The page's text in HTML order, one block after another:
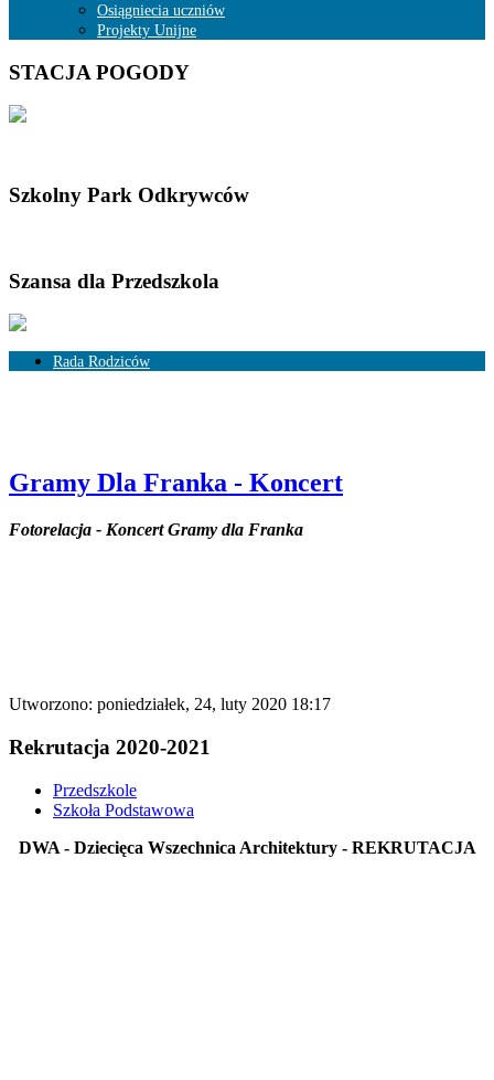
Osiągniecia uczniów
Projekty Unijne
STACJA POGODY
Szkolny Park Odkrywców
Szansa dla Przedszkola
Rada Rodziców
Gramy Dla Franka - Koncert
Fotorelacja - Koncert Gramy dla Franka
Utworzono: poniedziałek, 24, luty 2020 18:17
Rekrutacja 2020-2021
Przedszkole
Szkoła Podstawowa
DWA - Dziecięca Wszechnica Architektury - REKRUTACJA